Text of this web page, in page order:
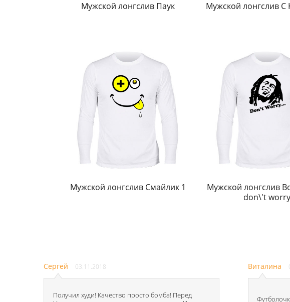
Мужской лонгслив Паук Мужской лонгслив
Мужской лонгслив Смайлик 1
Мужской лонгслив
don\'t worry
Сергей 03.11.2018
Получил худи! Качество просто бомба! Перед
Виталина